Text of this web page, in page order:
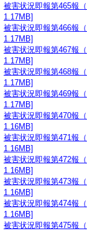
被害状況即報第465報
1.17MB]
被害状況即報第466報
1.17MB]
被害状況即報第467報
1.17MB]
被害状況即報第468報
1.17MB]
被害状況即報第469報
1.17MB]
被害状況即報第470報
1.16MB]
被害状況即報第471報
1.16MB]
被害状況即報第472報
1.16MB]
被害状況即報第473報
1.16MB]
被害状況即報第474報
1.16MB]
被害状況即報第475報